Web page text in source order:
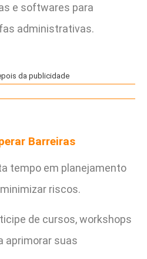
e softwares para
administrativas.
da publicidade
Barreiras
tempo em planejamento
riscos.
de cursos, workshops
aprimorar suas